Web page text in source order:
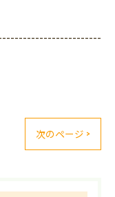
次のページ >